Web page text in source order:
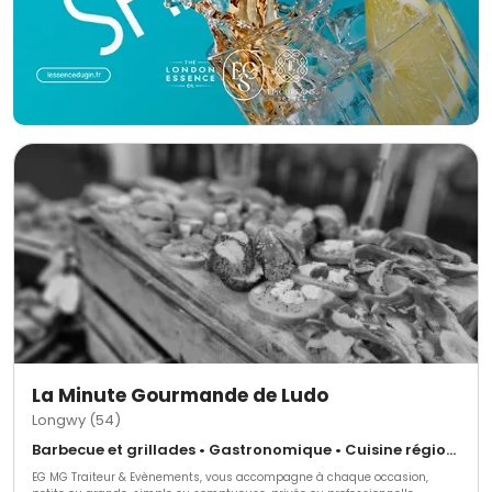
La Minute Gourmande de Ludo
Longwy (54)
Barbecue et grillades • Gastronomique • Cuisine régionale
EG MG Traiteur & Evènements, vous accompagne à chaque occasion,